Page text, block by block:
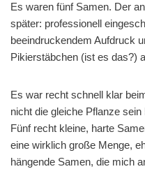
Es waren fünf Samen. Der
später: professionell
beeindruckendem Aufdruck
Pikierstäbchen (ist es das?)
Es war recht schnell klar
nicht die gleiche Pflanze
Fünf recht kleine, harte
eine wirklich große Menge,
hängende Samen, die mich